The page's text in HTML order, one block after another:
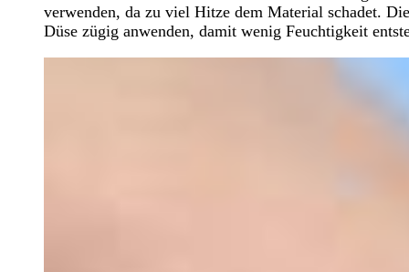
verwenden, da zu viel Hitze dem Material schadet. Die
Düse zügig anwenden, damit wenig Feuchtigkeit